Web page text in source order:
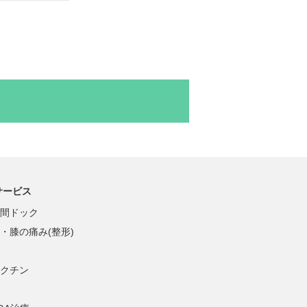
ービス
ドック
膝の痛み(整形)
チン